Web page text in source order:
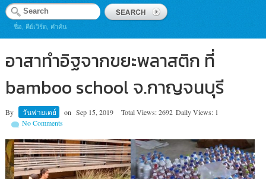
ชื่อ, คีย์เวิร์ด, คำค้น
อาสาทำอิฐจากขยะพลาสติก ที่
bamboo school จ.กาญจนบุรี
By วันฟายเดย์ on Sep 15, 2019 Total Views: 2692 Daily Views: 1
No Comments